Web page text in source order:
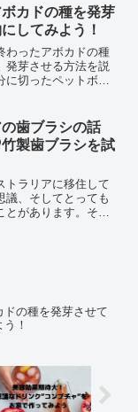
レットペーパーメー
ビュー記事となって
カドの種を発芽
してみよう！
わったアボカドの種
発芽させる方法を説
切ったペットボト
す。歯ブラシの話
製歯ブラシを試
トラリアに移住して
議、そしてとっても
があります。それ
の種を発芽させて
！